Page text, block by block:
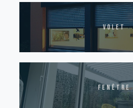
volet
fenêtre